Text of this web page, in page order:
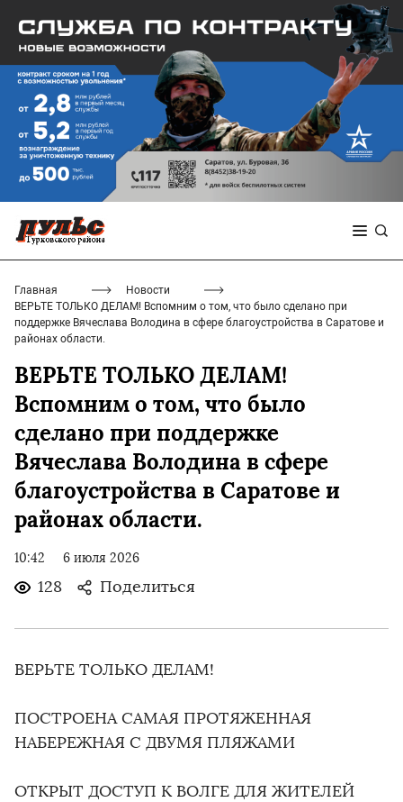
Главная
Новости
ВЕРЬТЕ ТОЛЬКО ДЕЛАМ! Вспомним о том, что было сделано при
поддержке Вячеслава Володина в сфере благоустройства в Саратове и
районах области.
ВЕРЬТЕ ТОЛЬКО ДЕЛАМ!
Вспомним о том, что было
сделано при поддержке
Вячеслава Володина в сфере
благоустройства в Саратове и
районах области.
10:42 6 июля 2026
128 Поделиться
ВЕРЬТЕ ТОЛЬКО ДЕЛАМ!
ПОСТРОЕНА САМАЯ ПРОТЯЖЕННАЯ
НАБЕРЕЖНАЯ С ДВУМЯ ПЛЯЖАМИ
ОТКРЫТ ДОСТУП К ВОЛГЕ ДЛЯ ЖИТЕЛЕЙ